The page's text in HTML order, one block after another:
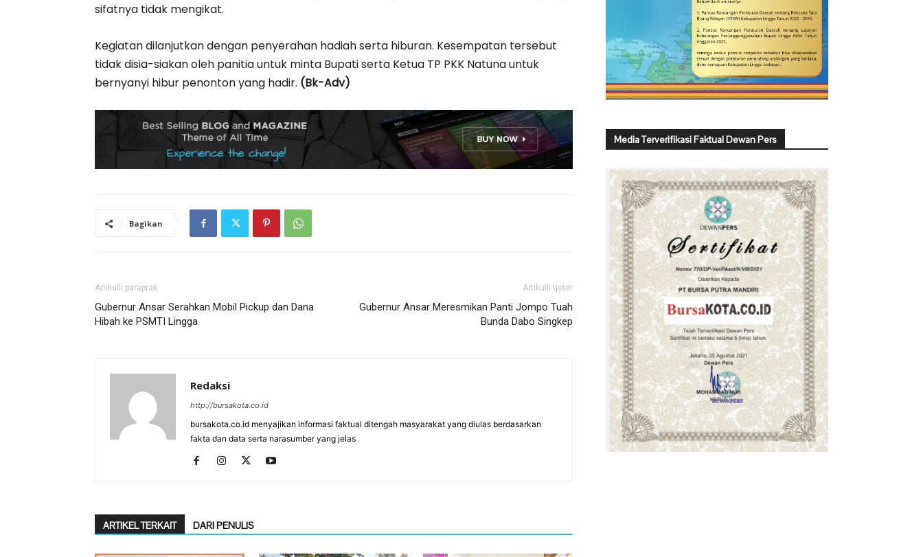
sifatnya tidak mengikat.
Kegiatan dilanjutkan dengan penyerahan hadiah serta hiburan. Kesempatan tersebut
tidak disia-siakan oleh panitia untuk minta Bupati serta Ketua TP PKK Natuna untuk
bernyanyi hibur penonton yang hadir. (Bk-Adv)
Bagikan
Artikulli paraprak
Gubernur Ansar Serahkan Mobil Pickup dan Dana
Hibah ke PSMTI Lingga
Artikulli tjetër
Gubernur Ansar Meresmikan Panti Jompo Tuah
Bunda Dabo Singkep
Redaksi
http://bursakota.co.id
bursakota.co.id menyajikan informasi faktual ditengah masyarakat yang diulas berdasarkan
fakta dan data serta narasumber yang jelas
ARTIKEL TERKAIT DARI PENULIS
Media Terverifikasi Faktual Dewan Pers